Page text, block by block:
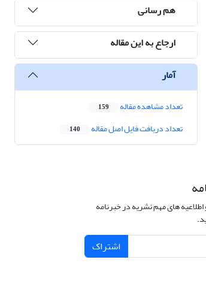
هم رسانی
ارجاع به این مقاله
آمار
تعداد مشاهده مقاله 159
تعداد دریافت فایل اصل مقاله 140
اطلاعیه های مهم نشریه در خبرنامه
اشتراک